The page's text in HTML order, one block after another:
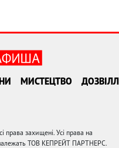
МИСТЕЦТВО
захищені. Усі права на
належать ТОВ КЕПРЕЙТ ПАРТНЕРС.